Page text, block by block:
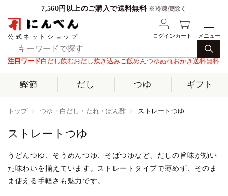
7,560円以上のご購入で送料無料 ※冷凍便除く
公式ネットショップ ログインカート
注目ワード白だし飲むおだし炊き込みご飯めんつゆぬれおかき 送料無料
鰹節 だし つゆ ギフト
トップ つゆ・白だし・たれ・ぽん酢 ストレートつゆ
ストレートつゆ
うどんつゆ、そうめんつゆ、そばつゆなど、だしの旨味が効い
た味わいを揃えています。ストレートタイプで薄めず、そのま
ま使える手軽さも魅力です。